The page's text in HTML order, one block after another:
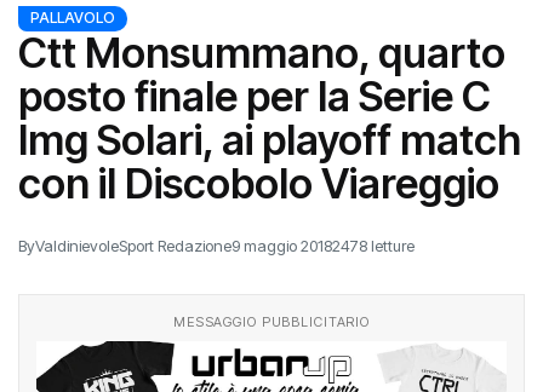
PALLAVOLO
Ctt Monsummano, quarto
posto finale per la Serie C
Img Solari, ai playoff match
con il Discobolo Viareggio
ByValdinievoleSport Redazione9 maggio 20182478 letture
MESSAGGIO PUBBLICITARIO